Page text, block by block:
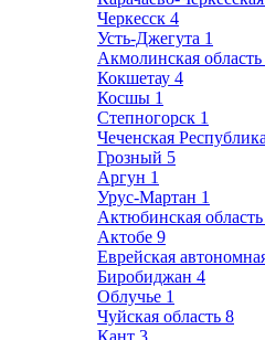
Черкесск 4
Усть-Джегута 1
Акмолинская область
Кокшетау 4
Косшы 1
Степногорск 1
Чеченская Республика
Грозный 5
Аргун 1
Урус-Мартан 1
Актюбинская область
Актобе 9
Еврейская
Биробиджан 4
Облучье 1
Чуйская область 8
Кант 3